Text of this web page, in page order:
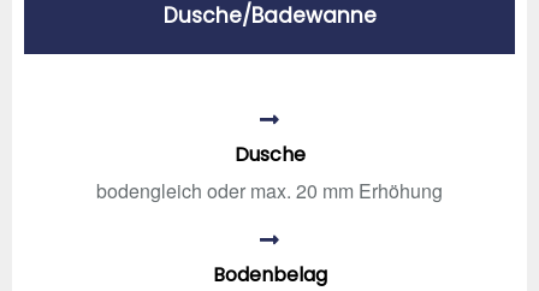
Dusche/Badewanne
Dusche
bodengleich oder max. 20 mm Erhöhung
Bodenbelag